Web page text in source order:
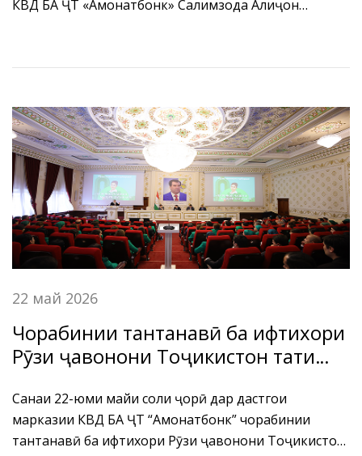
КВД БА ҶТ «Амонатбонк» Салимзода Алиҷон
баргузор гардид.
22 май 2026
Чорабинии тантанавӣ ба ифтихори
Рӯзи ҷавонони Тоҷикистон таҳти
Санаи 22-юми майи соли ҷорӣ дар дастгоҳи
марказии КВД БА ҶТ “Амонатбонк” чорабинии
тантанавӣ ба ифтихори Рӯзи ҷавонони Тоҷикистон